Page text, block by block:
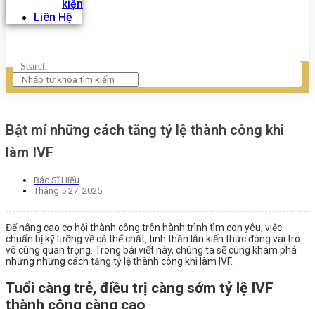
kiện
Liên Hệ
Search
Bật mí những cách tăng tỷ lệ thành công khi
làm IVF
Bác Sĩ Hiếu
Tháng 5 27, 2025
Để nâng cao cơ hội thành công trên hành trình tìm con yêu, việc
chuẩn bị kỹ lưỡng về cả thể chất, tinh thần lẫn kiến thức đóng vai trò
vô cùng quan trọng. Trong bài viết này, chúng ta sẽ cùng khám phá
những những cách tăng tỷ lệ thành công khi làm IVF.
Tuổi càng trẻ, điều trị càng sớm tỷ lệ IVF
thành công càng cao